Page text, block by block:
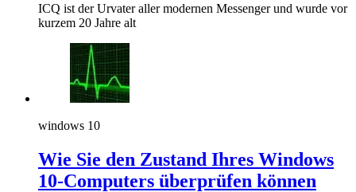
ICQ ist der Urvater aller modernen Messenger und wurde vor
kurzem 20 Jahre alt
windows 10
Wie Sie den Zustand Ihres Windows
10-Computers überprüfen können